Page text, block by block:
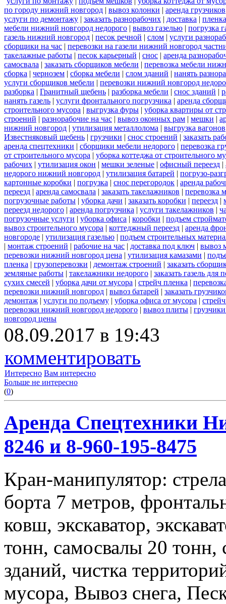
по городу нижний новгород | вывоз колонки | аренда грузчиков
услуги по демонтажу | заказать разнорабочих | доставка | пленка
мебели нижний новгород недорого | вывоз газелью | погрузка
газель нижний новгород | песок речной | слом | услуги
сборщики на час | перевозки на газели нижний новгород
такелажные работы | песок карьерный | снос | аренда
самосвала | заказать сборщиков мебели | перевозка мебели
сборка | чернозем | сборка мебели | слом зданий | нанять
услуги сборщиков мебели | перевозки нижний новгород
разборка | Гранитный щебень | разборка мебели | снос зданий |
нанять газель | услуги фронтального погрузчика | аренда
строительного мусора | выгрузка фуры | уборка квартиры от
строений | разнорабочие на час | вывоз оконных рам | мешки |
нижний новгород | утилизация металлолома | выгрузка вагонов
Известняковый щебень | грузчики | снос строений | заказать
аренда спецтехники | сборщики мебели недорого | перевозка
от строительного мусора | уборка коттеджа от строительного
рабочих | утилизация окон | мешки зеленые | офисный переезд |
недорого нижний новгород | утилизация батарей | погрузо-
картонные коробки | погрузка | снос перегородок | аренда
переезд | аренда самосвала | заказать такелажников | перевозка
погрузочные работы | уборка дачи | заказать коробки | переезд |
переезд недорого | аренда погрузчика | услуги такелажников |
погрузочные услуги | уборка офиса | коробки | подъем
вывоз строительного мусора | коттеджный переезд | аренда
новгороде | утилизация газелью | подъем строительных
| монтаж строений | рабочие на час | доставка под ключ | вывоз
перевозки нижний новгород цена | утилизация камазами |
пленка | грузоперевозки | демонтаж строений | заказать
земляные работы | такелажники недорого | заказать газель
сухих смесей | уборка дачи от мусора | стрейч пленка |
перевозки нижний новгород | вывоз батарей | заказать
демонтаж | услуги по подъему | уборка офиса от мусора |
перевозки нижний новгород недорого | вывоз плиты |
новгород цены
08.09.2017 в 19:43
комментировать
Интересно Вам интересно
Больше не интересно
(0)
Аренда Спецтехники
8246 и 8-960-195-8475
Кран-манипулятор:
борта 7 метров,
ковш, экскаватор,
тонн, самосвалы 20
зданий, чистка
мусора, Вывоз снега,